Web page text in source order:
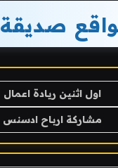
صديقة
اول اثنين ريادة اعمال
مشاركة ارباح ادسنس